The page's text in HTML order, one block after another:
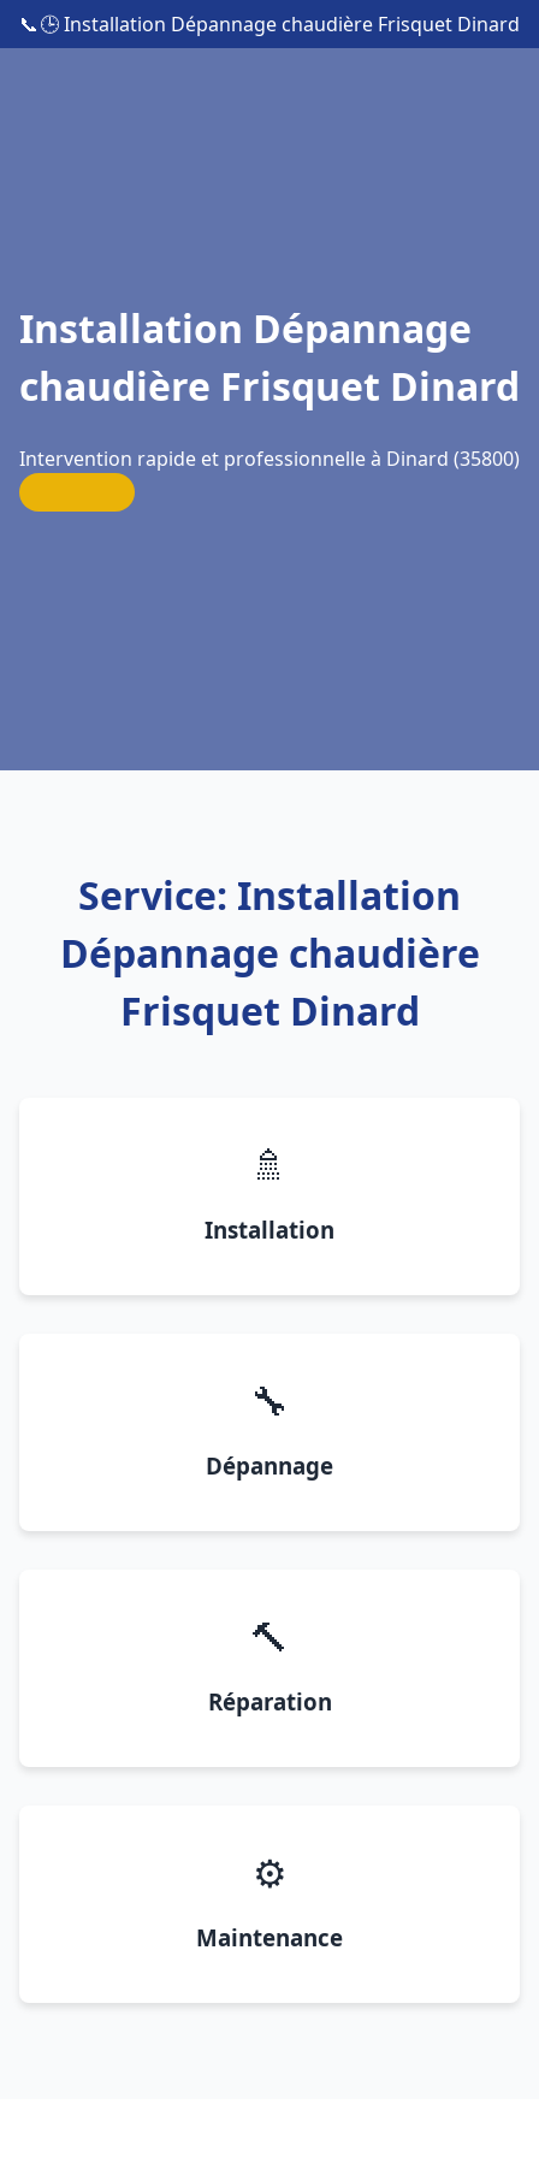
📞🕒 Installation Dépannage chaudière Frisquet Dinard
Installation Dépannage
chaudière Frisquet Dinard
Intervention rapide et professionnelle à Dinard (35800)
Service: Installation
Dépannage chaudière
Frisquet Dinard
🚿
Installation
🔧
Dépannage
🔨
Réparation
⚙️
Maintenance